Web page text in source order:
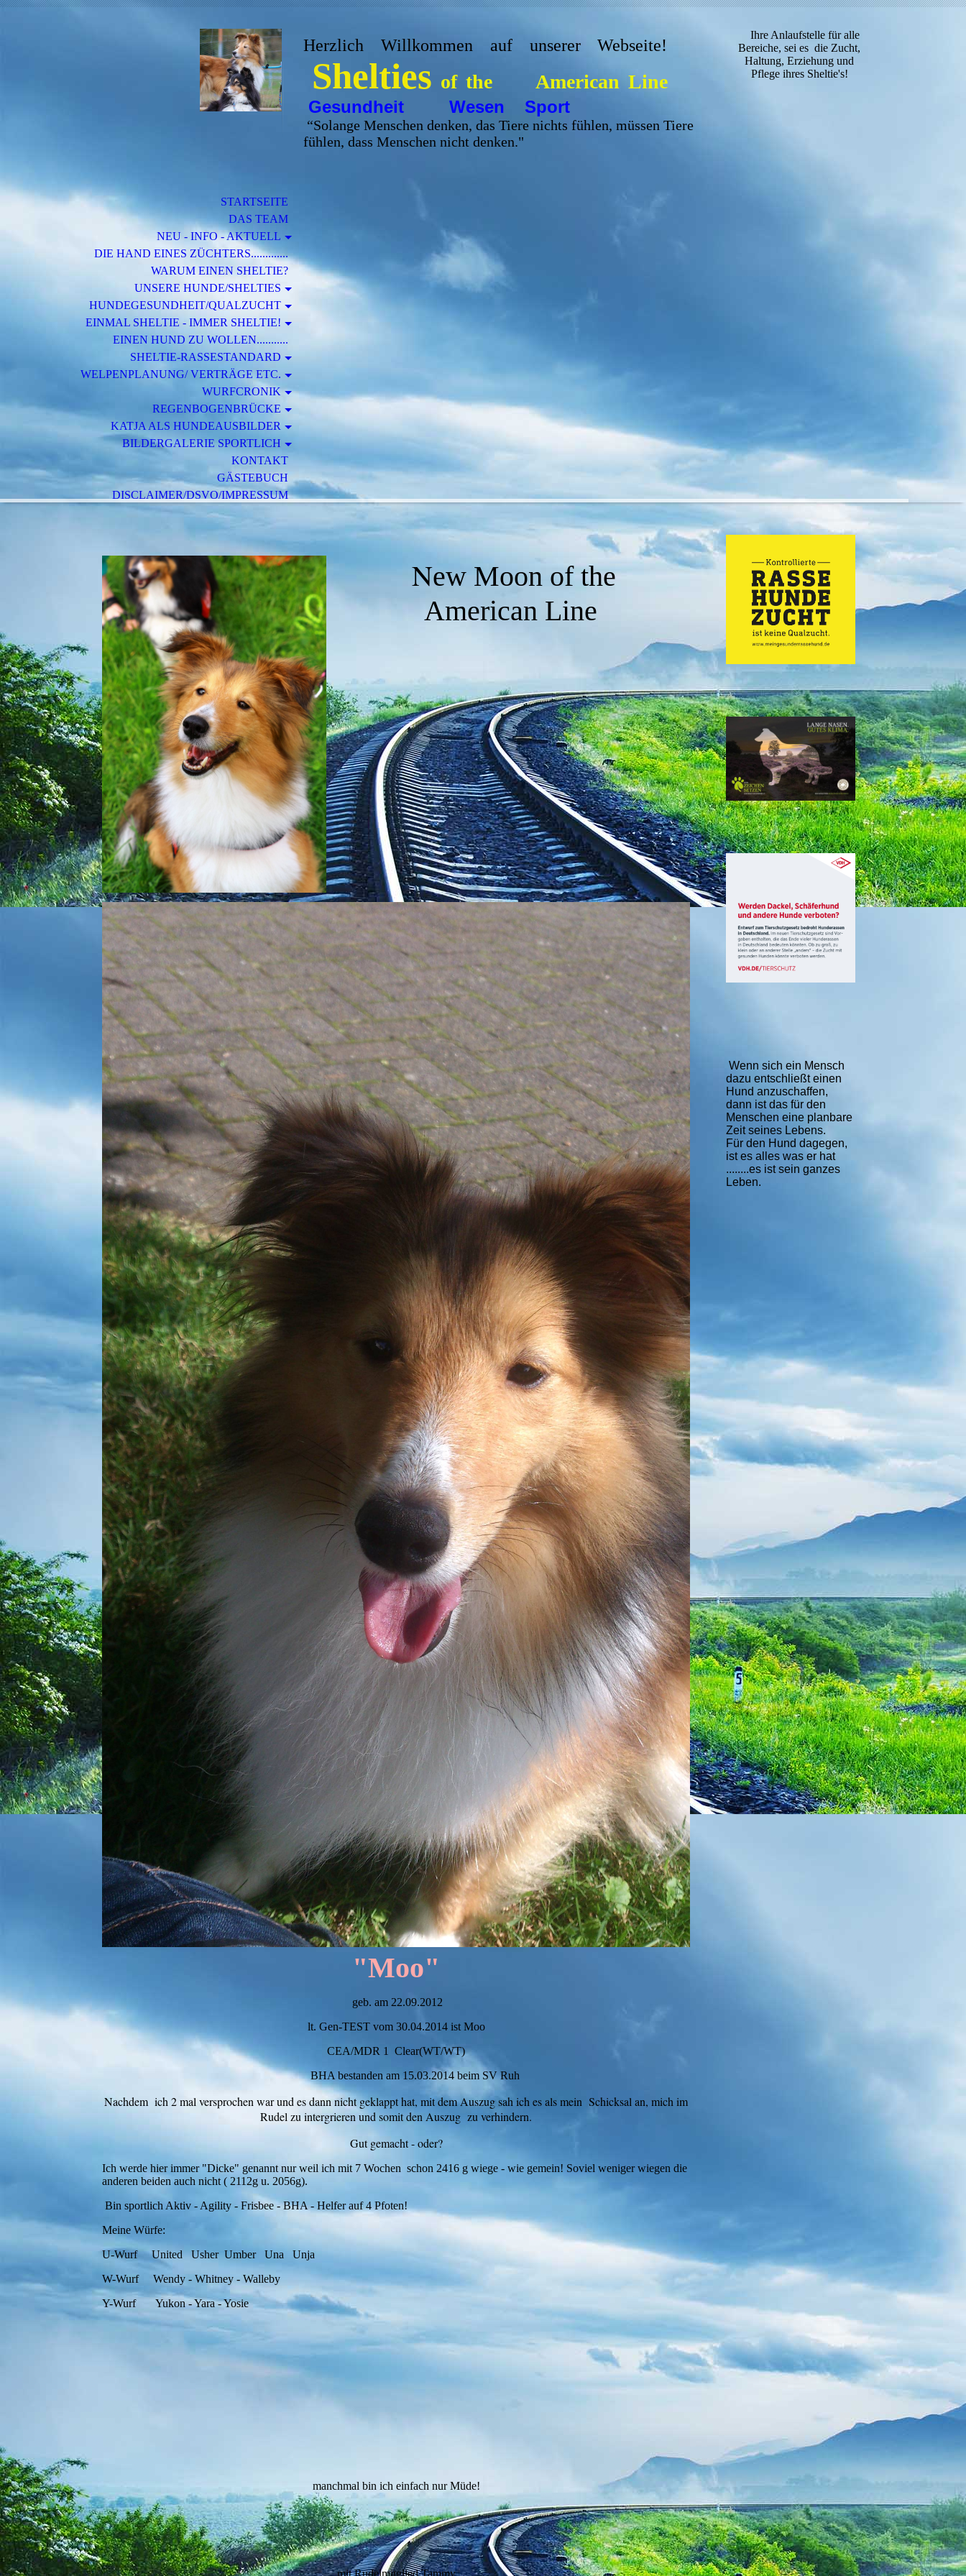
Herzlich Willkommen auf unserer Webseite!
Shelties of the American Line
Gesundheit Wesen Sport
“Solange Menschen denken, das Tiere nichts fühlen, müssen Tiere
fühlen, dass Menschen nicht denken."
Ihre Anlaufstelle für alle
Bereiche, sei es die Zucht,
Haltung, Erziehung und
Pflege ihres Sheltie's!
STARTSEITE
DAS TEAM
NEU - INFO - AKTUELL
DIE HAND EINES ZÜCHTERS.............
WARUM EINEN SHELTIE?
UNSERE HUNDE/SHELTIES
HUNDEGESUNDHEIT/QUALZUCHT
EINMAL SHELTIE - IMMER SHELTIE!
EINEN HUND ZU WOLLEN...........
SHELTIE-RASSESTANDARD
WELPENPLANUNG/ VERTRÄGE ETC.
WURFCRONIK
REGENBOGENBRÜCKE
KATJA ALS HUNDEAUSBILDER
BILDERGALERIE SPORTLICH
KONTAKT
GÄSTEBUCH
DISCLAIMER/DSVO/IMPRESSUM
New Moon of the
American Line
"Moo"
geb. am 22.09.2012
lt. Gen-TEST vom 30.04.2014 ist Moo
CEA/MDR 1 Clear(WT/WT)
BHA bestanden am 15.03.2014 beim SV Ruh
Nachdem ich 2 mal versprochen war und es dann nicht geklappt hat, mit dem Auszug sah ich es als mein Schicksal an, mich im
Rudel zu intergrieren und somit den Auszug zu verhindern.
Gut gemacht - oder?
Ich werde hier immer "Dicke" genannt nur weil ich mit 7 Wochen schon 2416 g wiege - wie gemein! Soviel weniger wiegen die
anderen beiden auch nicht ( 2112g u. 2056g).
Bin sportlich Aktiv - Agility - Frisbee - BHA - Helfer auf 4 Pfoten!
Meine Würfe:
U-Wurf United Usher Umber Una Unja
W-Wurf Wendy - Whitney - Walleby
Y-Wurf Yukon - Yara - Yosie
manchmal bin ich einfach nur Müde!
Wenn sich ein Mensch
dazu entschließt einen
Hund anzuschaffen,
dann ist das für den
Menschen eine planbare
Zeit seines Lebens.
Für den Hund dagegen,
ist es alles was er hat
........es ist sein ganzes
Leben.